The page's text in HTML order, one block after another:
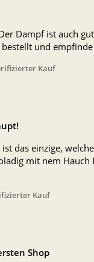
Dampf ist auch
und
Kauf
das einzige,
mit nem Hauch
Kauf
Shop